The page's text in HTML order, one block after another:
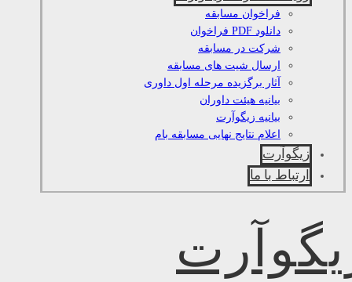
فراخوان مسابقه
دانلود PDF فراخوان
شرکت در مسابقه
ارسال شیت های مسابقه
آثار برگزیده مرحله اول داوری
بیانیه هیئت داوران
بیانیه زیگوآرت
اعلام نتایج نهایی مسابقه بام
زیگوآرت
ارتباط با ما